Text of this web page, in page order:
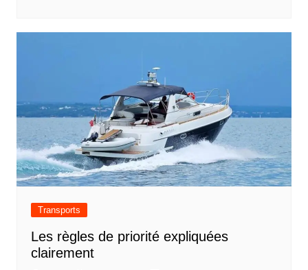
Transports
Les règles de priorité expliquées
clairement